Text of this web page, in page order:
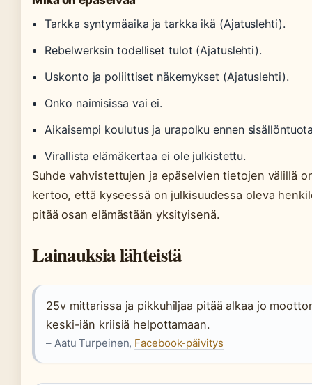
Tarkka syntymäaika ja tarkka ikä (Ajatuslehti).
Rebelwerksin todelliset tulot (Ajatuslehti).
Uskonto ja poliittiset näkemykset (Ajatuslehti).
Onko naimisissa vai ei.
Aikaisempi koulutus ja urapolku ennen
Virallista elämäkertaa ei ole julkistettu.
Suhde vahvistettujen ja epäselvien tietojen välillä
kertoo, että kyseessä on julkisuudessa oleva
pitää osan elämästään yksityisenä.
Lainauksia lähteistä
25v mittarissa ja pikkuhiljaa pitää alkaa jo
keski-iän kriisiä helpottamaan.
– Aatu Turpeinen, Facebook-päivitys